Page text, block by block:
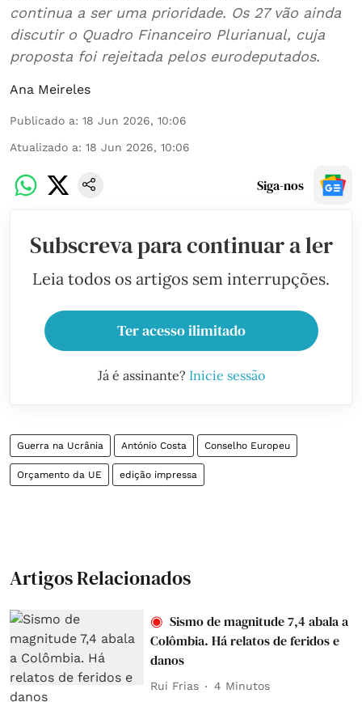
continua a ser uma prioridade. Os 27 vão ainda
discutir o Quadro Financeiro Plurianual, cuja
proposta foi rejeitada pelos eurodeputados.
Ana Meireles
Publicado a: 18 Jun 2026, 10:06
Atualizado a: 18 Jun 2026, 10:06
Siga-nos
Subscreva para continuar a ler
Leia todos os artigos sem interrupções.
Ter acesso ilimitado
Já é assinante? Inicie sessão
Guerra na Ucrânia António Costa Conselho Europeu
Orçamento da UE edição impressa
Artigos Relacionados
Sismo de magnitude 7,4 abala a
Colômbia. Há relatos de feridos e
danos
Rui Frias 4 Minutos